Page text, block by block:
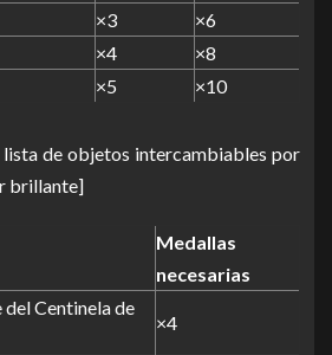
×3
×6
×4
×8
×5 ×10
lista de objetos intercambiables por
brillante]
Medallas
necesarias
Centinela de
×4